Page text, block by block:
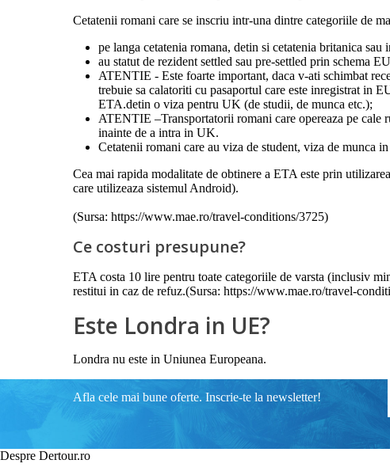
Cetatenii romani care se inscriu intr-una dintre categoriile de
pe langa cetatenia romana, detin si cetatenia britanica sau
au statut de rezident settled sau pre-settled prin schema
ATENTIE - Este foarte important, daca v-ati schimbat
trebuie sa calatoriti cu pasaportul care este inregistrat in
ETA.detin o viza pentru UK (de studii, de munca etc.);
ATENTIE –Transportatorii romani care opereaza pe cale
inainte de a intra in UK.
Cetatenii romani care au viza de student, viza de munca
Cea mai rapida modalitate de obtinere a ETA este prin
care utilizeaza sistemul Android).
(Sursa: https://www.mae.ro/travel-conditions/3725)
Ce costuri presupune?
ETA costa 10 lire pentru toate categoriile de varsta (inclusiv
restitui in caz de refuz.(Sursa: https://www.mae.ro/travel-
Este Londra in UE?
Londra nu este in Uniunea Europeana.
Afla cele mai bune oferte. Inscrie-te la newsletter!
Despre Dertour.ro